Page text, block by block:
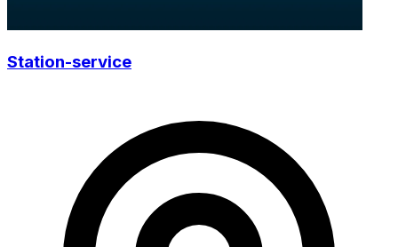
Station-service